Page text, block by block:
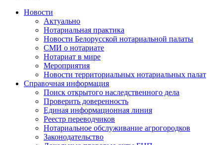
Новости
Актуально
Нотариальная практика
Новости Белорусской нотариальной палаты
СМИ о нотариате
Нотариат в мире
Мероприятия
Новости территориальных нотариальных палат
Справочная информация
Поиск открытого наследственного дела
Проверить доверенность
Единая информационная линия
Реестр переводчиков
Нотариальное обслуживание агрогородков
Законодательство